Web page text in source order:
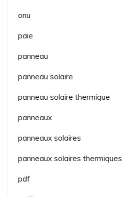
onu
paie
panneau
panneau solaire
panneau solaire thermique
panneaux
panneaux solaires
panneaux solaires thermiques
pdf